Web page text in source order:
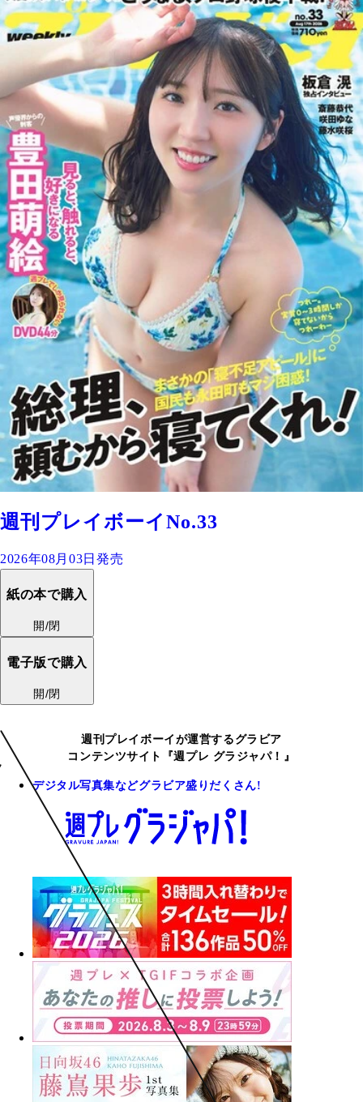
週刊プレイボーイNo.33
2026年08月03日発売
紙の本で購入
開/閉
電子版で購入
開/閉
週刊プレイボーイが運営するグラビア
コンテンツサイト『週プレ グラジャパ！』
デジタル写真集などグラビア盛りだくさん!